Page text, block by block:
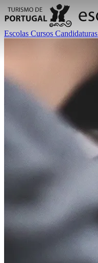
Escolas Cursos Candidaturas